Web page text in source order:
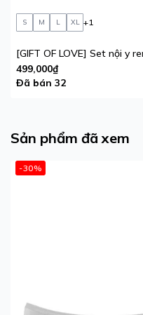
S M L XL +1
499,000₫
Đã bán 32
Sản phẩm đã xem
-30%